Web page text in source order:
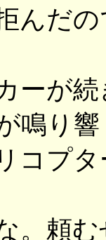
んだ
ーが
鳴り響
コプ
な。頼